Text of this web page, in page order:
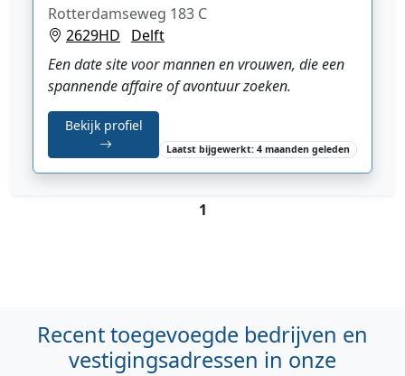
Rotterdamseweg 183 C
2629HD
Delft
Een date site voor mannen en vrouwen, die een
spannende affaire of avontuur zoeken.
Bekijk profiel
Laatst bijgewerkt: 4 maanden geleden
1
Recent toegevoegde bedrijven en
vestigingsadressen in onze